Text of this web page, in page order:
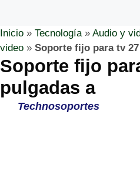
Inicio » Tecnología» Audio y
video » Soporte fijo para tv
Soporte fijo
pulgadas a
Technosoportes